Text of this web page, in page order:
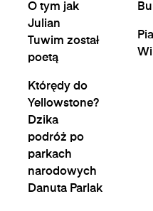
O tym jak
Julian
Tuwim został
poetą
Którędy do
Yellowstone?
Dzika
podróż po
parkach
narodowych
Danuta Parlak